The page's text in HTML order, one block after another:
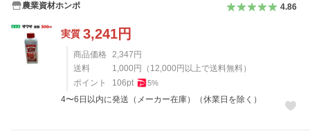
農業資材ホンポ 4.86
実質 3,241円
商品価格 2,347 円
送料
1,000 円 （ 12,000 円以上で送料無料）
ポイント
106pt 5%
4〜6日以内に発送（メーカー在庫）（休業日を除く）